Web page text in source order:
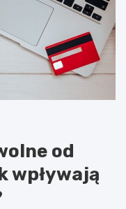
od
wpływają